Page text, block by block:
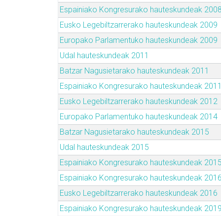
Espainiako Kongresurako hauteskundeak 2008
Eusko Legebiltzarrerako hauteskundeak 2009
Europako Parlamentuko hauteskundeak 2009
Udal hauteskundeak 2011
Batzar Nagusietarako hauteskundeak 2011
Espainiako Kongresurako hauteskundeak 2011
Eusko Legebiltzarrerako hauteskundeak 2012
Europako Parlamentuko hauteskundeak 2014
Batzar Nagusietarako hauteskundeak 2015
Udal hauteskundeak 2015
Espainiako Kongresurako hauteskundeak 2015
Espainiako Kongresurako hauteskundeak 2016
Eusko Legebiltzarrerako hauteskundeak 2016
Espainiako Kongresurako hauteskundeak 2019